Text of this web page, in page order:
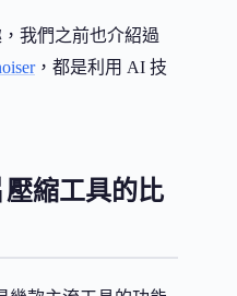
我們之前也介紹過
，都是利用 AI 技
縮工具的比